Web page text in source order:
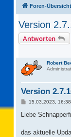
Foren-Übersicht
Version
Antworten
Robert
Version
B
i
a
15.03.2023, 16:38
Liebe
das aktuelle